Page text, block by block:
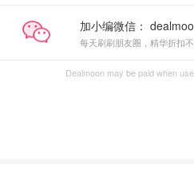
加小编微信：
每天刷刷朋友圈，精华折扣
Dealmoon may be paid when